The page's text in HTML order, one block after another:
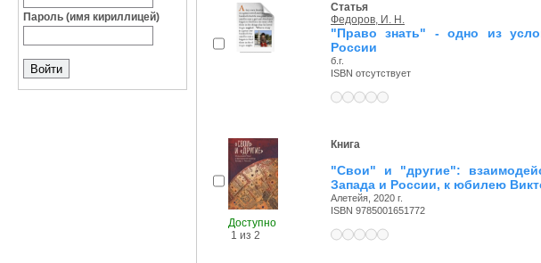
Пароль (имя кириллицей)
Статья
Федоров, И. Н.
"Право знать" - одно из
России
б.г.
ISBN отсутствует
Доступно
1 из 2
Книга
"Свои" и "другие":
Запада и России, к юбилею
Алетейя, 2020 г.
ISBN 9785001651772